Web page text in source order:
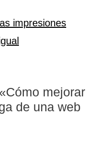
impresiones
mejorar
de una web